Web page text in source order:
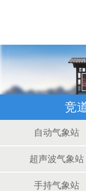
竞
自动气象站
超声波气象站
手持气象站